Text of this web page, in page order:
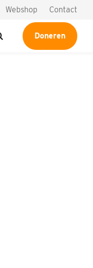
Doneren
Webshop Contact